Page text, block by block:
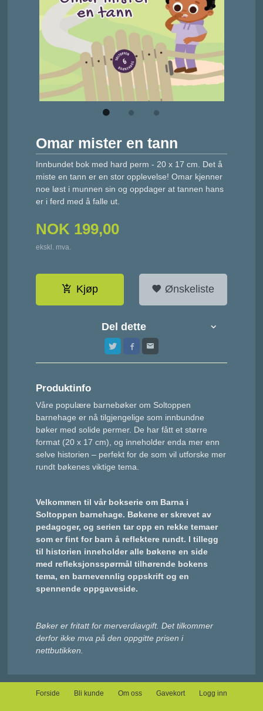
Omar mister en tann
Innbundet bok med hard perm - 20 x 17 cm. Det å
miste en tann er en stor opplevelse! Omar kjenner
noe løst i munnen sin og oppdager at tannen hans
er i ferd med å falle ut.
NOK 199,00
ekskl. mva.
Kjøp Ønskeliste
Del dette
Produktinfo
Våre populære barnebøker om Soltoppen
barnehage er nå tilgjengelige som innbundne
bøker med solide permer. De har fått et større
format (20 x 17 cm), og inneholder enda mer enn
selve historien – perfekt for de som vil utforske mer
rundt bøkenes viktige tema.
Velkommen til vår bokserie om Barna i
Soltoppen barnehage. Bøkene er skrevet av
pedagoger, og serien tar opp en rekke temaer
som er fint for barn å reflektere rundt. I tillegg
til historien inneholder alle bøkene en side
med refleksjonsspørmål tilhørende bokens
tema, en barnevennlig oppskrift og en
spennende oppgaveside.
Bøker er fritatt for merverdiavgift. Det tilkommer
derfor ikke mva på den oppgitte prisen i
nettbutikken.
Forside Bli kunde Om oss Gavekort Logg inn